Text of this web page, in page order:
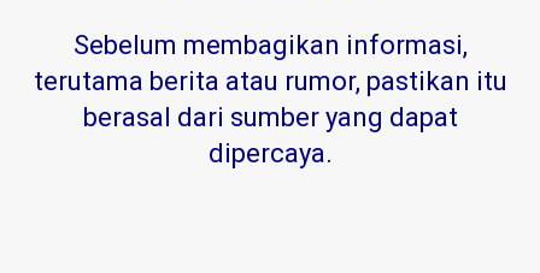
Sebelum membagikan informasi,
terutama berita atau rumor, pastikan itu
berasal dari sumber yang dapat
dipercaya.